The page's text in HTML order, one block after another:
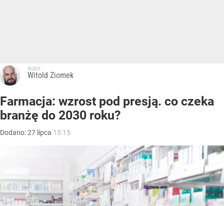
Autor:
Witold Ziomek
Farmacja: wzrost pod presją. co czeka
branżę do 2030 roku?
Dodano:27 lipca 13:15